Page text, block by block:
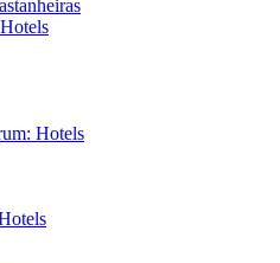
Hotels